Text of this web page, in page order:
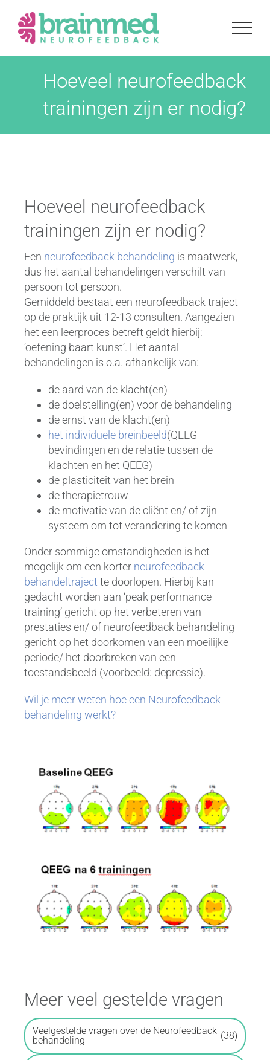
naar
inhoud
Hoeveel neurofeedback
trainingen zijn er nodig?
Hoeveel neurofeedback
trainingen zijn er nodig?
Een neurofeedback behandeling is maatwerk,
dus het aantal behandelingen verschilt van
persoon tot persoon.
Gemiddeld bestaat een neurofeedback traject
op de praktijk uit 12-13 consulten. Aangezien
het een leerproces betreft geldt hierbij:
‘oefening baart kunst’. Het aantal
behandelingen is o.a. afhankelijk van:
de aard van de klacht(en)
de doelstelling(en) voor de behandeling
de ernst van de klacht(en)
het individuele breinbeeld(QEEG
bevindingen en de relatie tussen de
klachten en het QEEG)
de plasticiteit van het brein
de therapietrouw
de motivatie van de cliënt en/ of zijn
systeem om tot verandering te komen
Onder sommige omstandigheden is het
mogelijk om een korter neurofeedback
behandeltraject te doorlopen. Hierbij kan
gedacht worden aan ‘peak performance
training’ gericht op het verbeteren van
prestaties en/ of neurofeedback behandeling
gericht op het doorkomen van een moeilijke
periode/ het doorbreken van een
toestandsbeeld (voorbeeld: depressie).
Wil je meer weten hoe een Neurofeedback
behandeling werkt?
Meer veel gestelde vragen
Veelgestelde vragen over de Neurofeedback
behandeling
(38)